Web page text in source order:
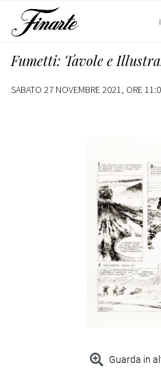
Fumetti: Tavole e
SABATO 27 NOVEMBRE 2021, ORE
Guarda in